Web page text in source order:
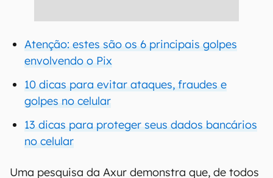
Atenção: estes são os 6 principais golpes
envolvendo o Pix
10 dicas para evitar ataques, fraudes e
golpes no celular
13 dicas para proteger seus dados bancários
no celular
Uma pesquisa da Axur demonstra que, de todos